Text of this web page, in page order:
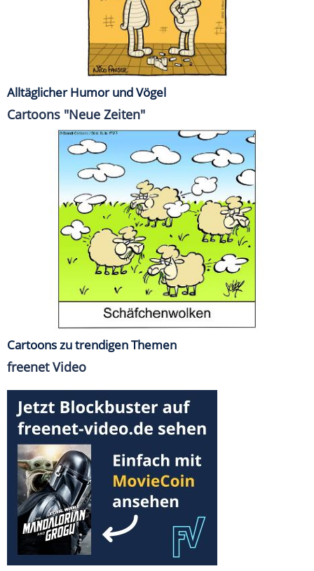
Alltäglicher Humor und Vögel
Cartoons "Neue Zeiten"
Cartoons zu trendigen Themen
freenet Video